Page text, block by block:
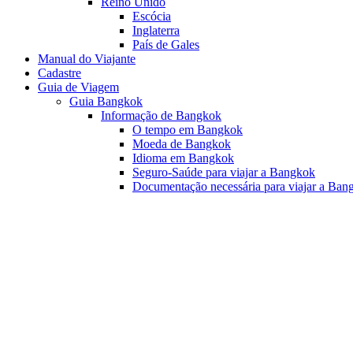
Escócia
Inglaterra
País de Gales
Manual do Viajante
Cadastre
Guia de Viagem
Guia Bangkok
Informação de Bangkok
O tempo em Bangkok
Moeda de Bangkok
Idioma em Bangkok
Seguro-Saúde para viajar a Bangkok
Documentação necessária para viajar a